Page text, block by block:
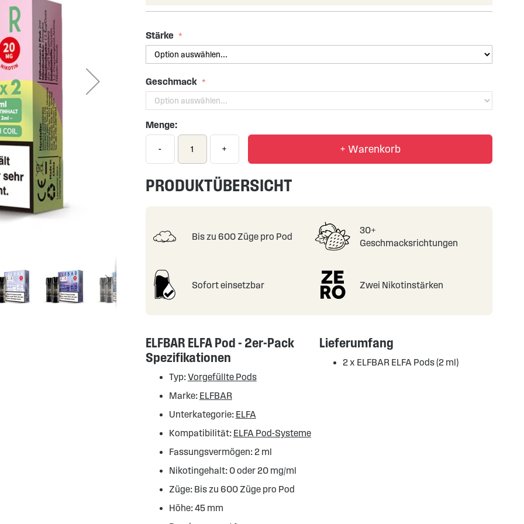
Stärke
Geschmack
Menge:
- + + Warenkorb
PRODUKTÜBERSICHT
Bis zu 600 Züge pro Pod
30+
Geschmacksrichtungen
Sofort einsetzbar Zwei Nikotinstärken
ELFBAR ELFA Pod - 2er-Pack
Spezifikationen
Typ:Vorgefüllte Pods
Marke: ELFBAR
Unterkategorie: ELFA
Kompatibilität: ELFA Pod-Systeme
Fassungsvermögen: 2 ml
Nikotingehalt: 0 oder 20 mg/ml
Züge: Bis zu 600 Züge pro Pod
Höhe: 45 mm
Lieferumfang
2 x ELFBAR ELFA Pods (2 ml)